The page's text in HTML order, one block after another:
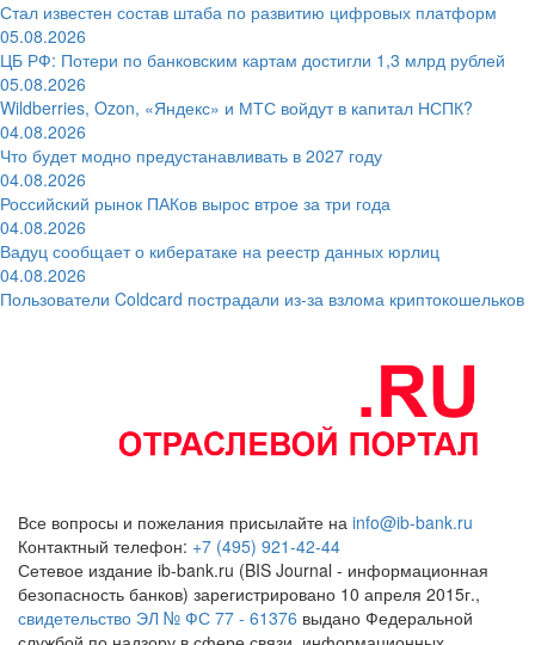
Стал известен состав штаба по развитию цифровых платформ
05.08.2026
ЦБ РФ: Потери по банковским картам достигли 1,3 млрд рублей
05.08.2026
Wildberries, Ozon, «Яндекс» и МТС войдут в капитал НСПК?
04.08.2026
Что будет модно предустанавливать в 2027 году
04.08.2026
Российский рынок ПАКов вырос втрое за три года
04.08.2026
Вадуц сообщает о кибератаке на реестр данных юрлиц
04.08.2026
Пользователи Coldcard пострадали из-за взлома криптокошельков
Все вопросы и пожелания присылайте на info@ib-bank.ru
Контактный телефон: +7 (495) 921-42-44
Сетевое издание ib-bank.ru (BIS Journal - информационная
безопасность банков) зарегистрировано 10 апреля 2015г.,
свидетельство ЭЛ № ФС 77 - 61376 выдано Федеральной